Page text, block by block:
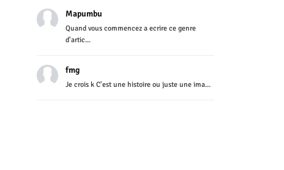
Mapumbu
Quand vous commencez a ecrire ce genre
d'artic...
fmg
Je crois k C'est une histoire ou juste une ima...